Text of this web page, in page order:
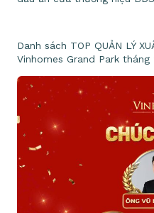
Danh sách TOP QUẢN LÝ
Vinhomes Grand Park tháng